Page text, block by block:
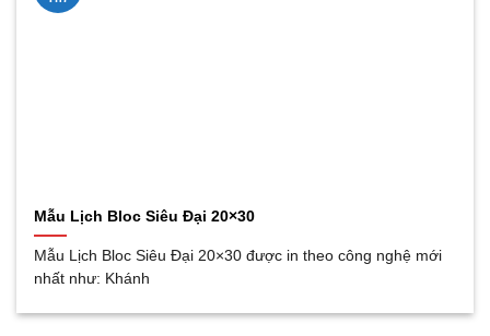
Mẫu Lịch Bloc Siêu Đại 20×30
Mẫu Lịch Bloc Siêu Đại 20×30 được in theo công nghệ mới
nhất như: Khánh